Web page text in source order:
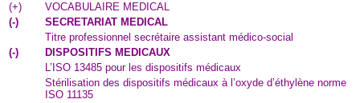
(+)
VOCABULAIRE MEDICAL
(-)
SECRETARIAT MEDICAL
Titre professionnel secrétaire assistant médico-social
(-)
DISPOSITIFS MEDICAUX
L’ISO 13485 pour les dispositifs médicaux
Stérilisation des dispositifs médicaux à l’oxyde d’éthylène norme
ISO 11135